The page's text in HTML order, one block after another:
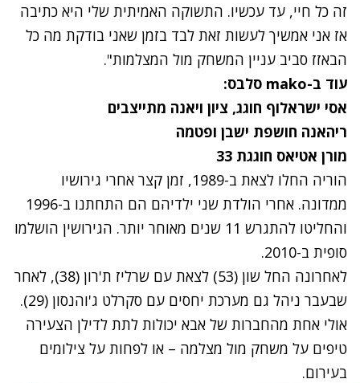
זה כל חיי, עד עכשיו. התשוקה האמיתית שלי היא כתיבה
אז אני אמשיך לעשות זאת לבד בזמן שאני בודקת מה כל
הבאזז סביב עניין המשחק מול המצלמות".
עוד ב-mako סלבס:
אסי ישראלוף חוגג, ציון ויאנה מתייצבים
ריהאנה חושפת ישבן ופטמה
מורן אטיאס חוגגת 33
הוריה החלו לצאת ב-1989, זמן קצר אחרי גירושיו
ממדונה. אחרי הולדת שני ילדיהם הם התחתנו ב-1996
והחליטו להתגרש 11 שנים מאוחר יותר. הגירושין הושלמו
סופית ב-2010.
לאחרונה החל שון (53) לצאת עם שרליז ת'רון (38), לאחר
שבעבר ניהל גם מערכת יחסים עם סקרלט ג'והנסון (29).
אולי אחת מהחברות של אבא יכולות לתת לדילן הצעירה
טיפים על משחק מול מצלמה – או לפחות על צילומים
בעירום.